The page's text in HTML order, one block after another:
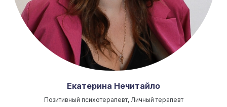
Екатерина Нечитайло
Позитивный психотерапевт, Личный терапевт